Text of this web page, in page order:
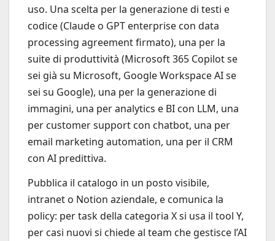
uso. Una scelta per la generazione di testi e
codice (Claude o GPT enterprise con data
processing agreement firmato), una per la
suite di produttività (Microsoft 365 Copilot se
sei già su Microsoft, Google Workspace AI se
sei su Google), una per la generazione di
immagini, una per analytics e BI con LLM, una
per customer support con chatbot, una per
email marketing automation, una per il CRM
con AI predittiva.
Pubblica il catalogo in un posto visibile,
intranet o Notion aziendale, e comunica la
policy: per task della categoria X si usa il tool Y,
per casi nuovi si chiede al team che gestisce l’AI